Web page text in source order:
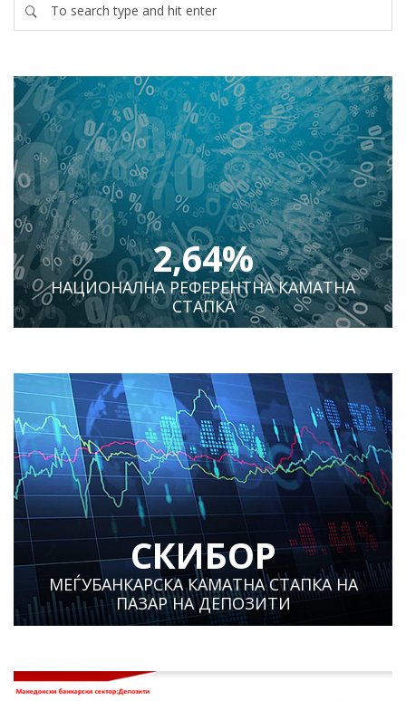
2,64%
НАЦИОНАЛНА РЕФЕРЕНТНА КАМАТНА
СТАПКА
СКИБОР
МЕЃУБАНКАРСКА КАМАТНА СТАПКА НА
ПАЗАР НА ДЕПОЗИТИ